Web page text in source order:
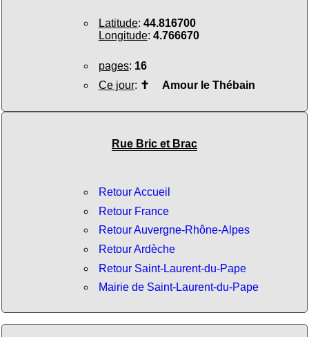
Latitude: 44.816700
Longitude: 4.766670
pages: 16
Ce jour: ✝ Amour le Thébain
Rue Bric et Brac
Retour Accueil
Retour France
Retour Auvergne-Rhône-Alpes
Retour Ardèche
Retour Saint-Laurent-du-Pape
Mairie de Saint-Laurent-du-Pape